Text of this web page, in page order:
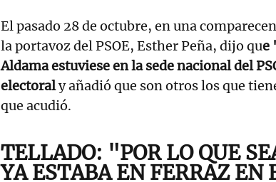
El pasado 28 de octubre, en una
la portavoz del PSOE, Esther Peña, dijo que
Aldama estuviese en la sede nacional del
electoraly añadió que son otros los que
que acudió.
TELLADO: "POR LO QUE
YA ESTABA EN FERRAZ EN